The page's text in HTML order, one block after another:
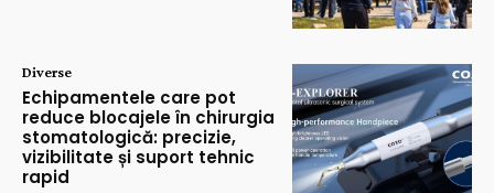
Diverse
Echipamentele care pot
reduce blocajele în chirurgia
stomatologică: precizie,
vizibilitate și suport tehnic
rapid